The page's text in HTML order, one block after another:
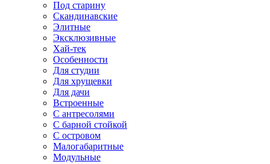
Под старину
Скандинавские
Элитные
Эксклюзивные
Хай-тек
Особенности
Для студии
Для хрущевки
Для дачи
Встроенные
С антресолями
С барной стойкой
С островом
Малогабаритные
Модульные